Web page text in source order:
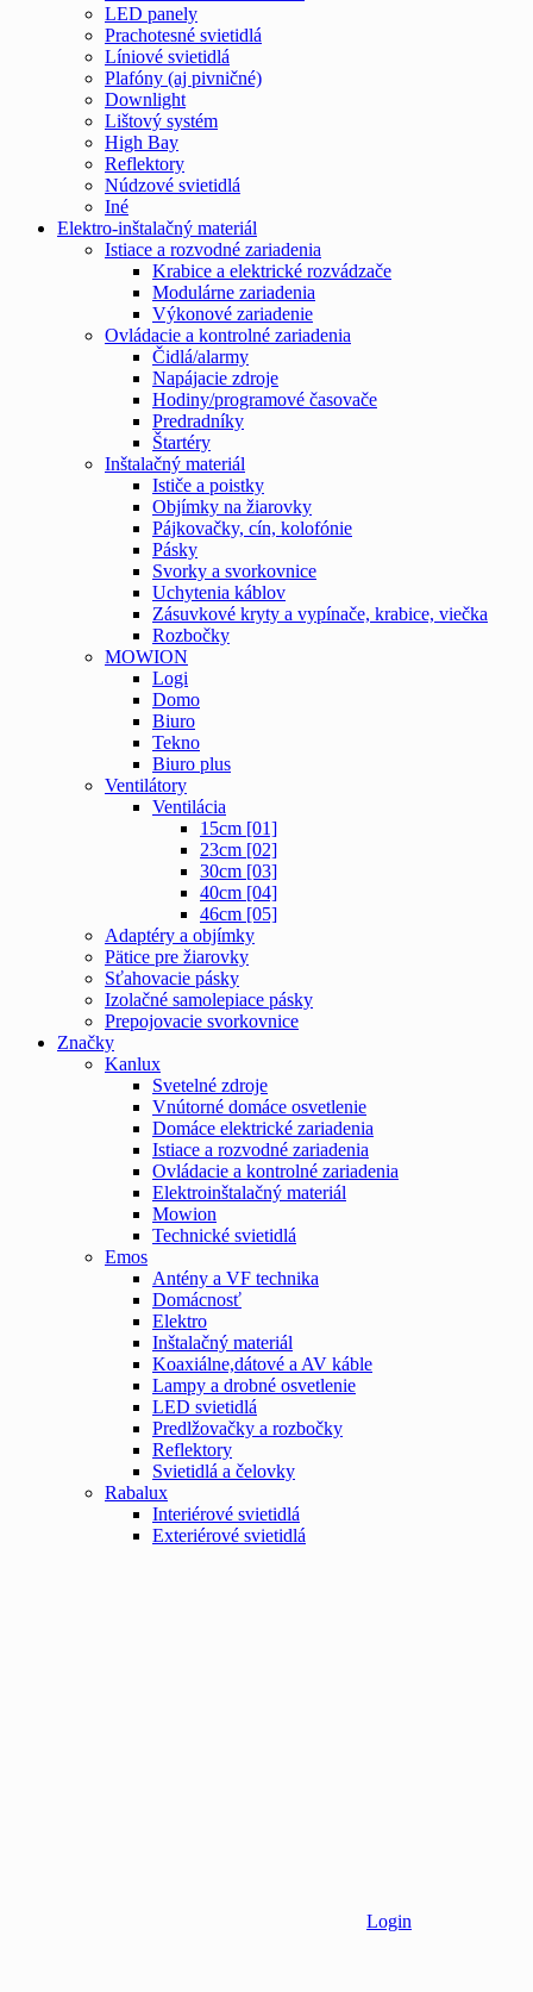
LED panely
Prachotesné svietidlá
Líniové svietidlá
Plafóny (aj pivničné)
Downlight
Lištový systém
High Bay
Reflektory
Núdzové svietidlá
Iné
Elektro-inštalačný materiál
Istiace a rozvodné zariadenia
Krabice a elektrické rozvádzače
Modulárne zariadenia
Výkonové zariadenie
Ovládacie a kontrolné zariadenia
Čidlá/alarmy
Napájacie zdroje
Hodiny/programové časovače
Predradníky
Štartéry
Inštalačný materiál
Ističe a poistky
Objímky na žiarovky
Pájkovačky, cín, kolofónie
Pásky
Svorky a svorkovnice
Uchytenia káblov
Zásuvkové kryty a vypínače, krabice, viečka
Rozbočky
MOWION
Logi
Domo
Biuro
Tekno
Biuro plus
Ventilátory
Ventilácia
15cm [01]
23cm [02]
30cm [03]
40cm [04]
46cm [05]
Adaptéry a objímky
Pätice pre žiarovky
Sťahovacie pásky
Izolačné samolepiace pásky
Prepojovacie svorkovnice
Značky
Kanlux
Svetelné zdroje
Vnútorné domáce osvetlenie
Domáce elektrické zariadenia
Istiace a rozvodné zariadenia
Ovládacie a kontrolné zariadenia
Elektroinštalačný materiál
Mowion
Technické svietidlá
Emos
Antény a VF technika
Domácnosť
Elektro
Inštalačný materiál
Koaxiálne,dátové a AV káble
Lampy a drobné osvetlenie
LED svietidlá
Predlžovačky a rozbočky
Reflektory
Svietidlá a čelovky
Rabalux
Interiérové svietidlá
Exteriérové svietidlá
Login